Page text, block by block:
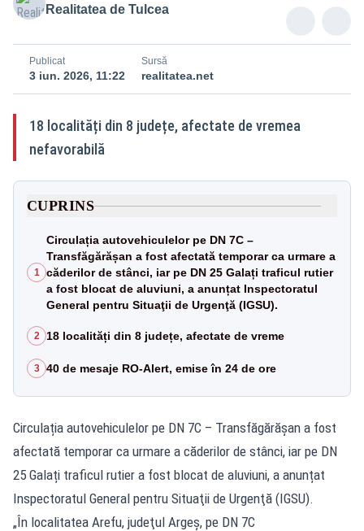
Realitatea de Tulcea
Publicat
3 iun. 2026, 11:22
Sursă
realitatea.net
18 localități din 8 județe, afectate de vremea
nefavorabilă
CUPRINS
1
Circulația autovehiculelor pe DN 7C –
Transfăgărășan a fost afectată temporar ca urmare a
căderilor de stânci, iar pe DN 25 Galați traficul rutier
a fost blocat de aluviuni, a anunțat Inspectoratul
General pentru Situaţii de Urgenţă (IGSU).
2 18 localități din 8 județe, afectate de vreme
3 40 de mesaje RO-Alert, emise în 24 de ore
Circulația autovehiculelor pe DN 7C – Transfăgărășan a fost
afectată temporar ca urmare a căderilor de stânci, iar pe DN
25 Galați traficul rutier a fost blocat de aluviuni, a anunțat
Inspectoratul General pentru Situaţii de Urgenţă (IGSU).
„În localitatea Arefu, judeţul Argeş, pe DN 7C